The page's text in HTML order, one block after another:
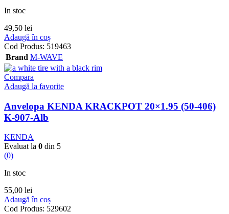
In stoc
49,50 lei
Adaugă în coș
Cod Produs: 519463
Brand M-WAVE
Compara
Adaugă la favorite
Anvelopa KENDA KRACKPOT 20×1.95 (50-406)
K-907-Alb
KENDA
Evaluat la 0 din 5
(0)
In stoc
55,00 lei
Adaugă în coș
Cod Produs: 529602